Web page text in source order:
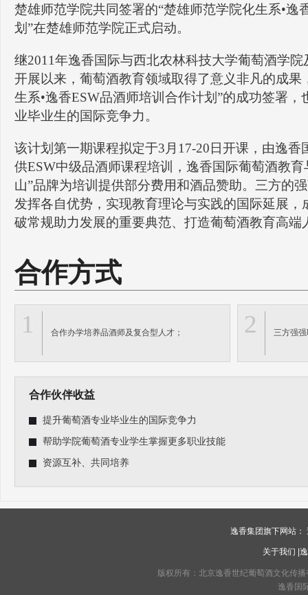
楚雄师范学院共同签署的“楚雄师范学院化生系•逸
划”在楚雄师范学院正式启动。
继2011年逸香国际与西北农林科技大学葡萄酒学
开展以来，葡萄酒教育领域取得了意义非凡的成果
生系•逸香ESW品酒师培训合作计划”的成功签署
业毕业生的国际竞争力。
该计划第一期课程拟定于3月17-20日开课，由逸香
供ESW中级品酒师课程培训，逸香国际葡萄酒教
山”品牌为培训提供部分费用和酒品赞助。三方的
发挥各自优势，实现教育理论与实践的国际延展，
破常规助力发展的重要典范、打造葡萄酒教育高端
合作方式
1 合作办学培养品酒师及复合型人才； 2 三方强
合作伙伴收益
提升葡萄酒专业毕业生的国际竞争力
帮助学院葡萄酒专业学生掌握更多职业技能
资源互补、共同培养
逸香集团旗下网站：
关于我们
版权所有：北京逸香世纪葡萄酒文化传
逸香国